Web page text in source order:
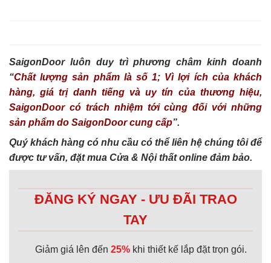
SaigonDoor luôn duy trì phương châm kinh doanh
“Chất lượng sản phẩm là số 1; Vì lợi ích của khách
hàng, giá trị danh tiếng và uy tín của thương hiệu,
SaigonDoor có trách nhiệm tới cùng đối với những
sản phẩm do SaigonDoor cung cấp”.
Quý khách hàng có nhu cầu có thể liên hệ chúng tôi để
được tư vấn, đặt mua Cửa & Nội thất online đảm bảo.
ĐĂNG KÝ NGAY - ƯU ĐÃI TRAO
TAY
Giảm giá lên đến 25% khi thiết kế lắp đặt trọn gói.